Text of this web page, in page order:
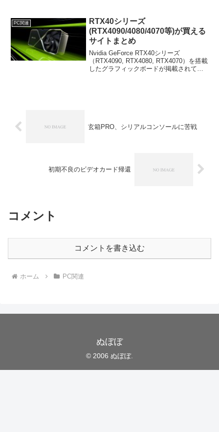
PC関連
RTX40シリーズ
(RTX4090/4080/4070等)が買える
サイトまとめ
Nvidia GeForce RTX40シリーズ
（RTX4090, RTX4080, RTX4070）を搭載
したグラフィックボードが掲載されてい
玄箱PRO、シリアルコンソールに苦戦
初期不良のビデオカード帰還
コメント
コメントを書き込む
ホーム PC関連
ぬぼぼ
© 2006 ぬぼぼ.